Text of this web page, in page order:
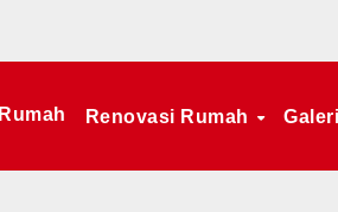
Renovasi Rumah